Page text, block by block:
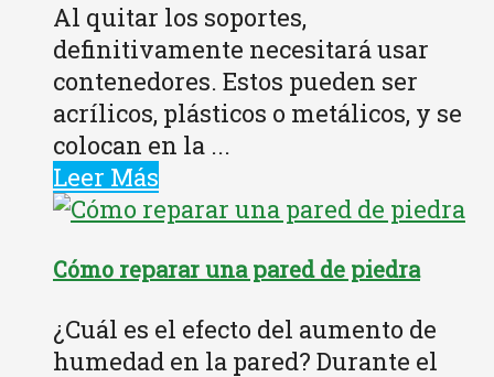
Al quitar los soportes,
definitivamente necesitará usar
contenedores. Estos pueden ser
acrílicos, plásticos o metálicos, y se
colocan en la ...
Leer Más
Cómo reparar una pared de piedra
¿Cuál es el efecto del aumento de
humedad en la pared? Durante el